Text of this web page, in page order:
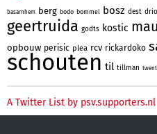
basarnhem berg bodo bommel bosz dest
geertruida godts kostic
opbouw perisic plea rcv rickardoko
schouten til tillman
A Twitter List by psv.supporters.nl